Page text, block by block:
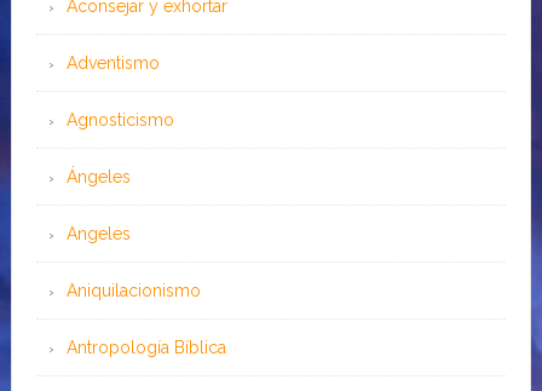
Aconsejar y exhortar
Adventismo
Agnosticismo
Ángeles
Angeles
Aniquilacionismo
Antropología Bíblica